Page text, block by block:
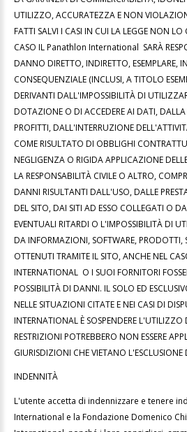
UTILIZZO, ACCURATEZZA E NON
FATTI SALVI I CASI IN CUI LA LEGGE NON LO
CASO IL Panathlon International SARÀ
DANNO DIRETTO, INDIRETTO, ESEMPLARE,
CONSEQUENZIALE (INCLUSI, A TITOLO
DERIVANTI DALL'IMPOSSIBILITÀ DI
DOTAZIONE O DI ACCEDERE AI DATI,
PROFITTI, DALL'INTERRUZIONE
COME RISULTATO DI OBBLIGHI
NEGLIGENZA O RIGIDA APPLICAZIONE
LA RESPONSABILITÀ CIVILE O ALTRO,
DANNI RISULTANTI DALL'USO, DALLE
DEL SITO, DAI SITI AD ESSO COLLEGATI O
EVENTUALI RITARDI O L'IMPOSSIBILITÀ DI
DA INFORMAZIONI, SOFTWARE, PRODOTTI,
OTTENUTI TRAMITE IL SITO, ANCHE NEL
INTERNATIONAL O I SUOI FORNITORI
POSSIBILITÀ DI DANNI. IL SOLO ED
NELLE SITUAZIONI CITATE E NEI CASI DI
INTERNATIONAL È SOSPENDERE L'UTILIZZO
RESTRIZIONI POTREBBERO NON ESSERE
GIURISDIZIONI CHE VIETANO
INDENNITÀ
L'utente accetta di indennizzare e tenere
International e la Fondazione Domenico